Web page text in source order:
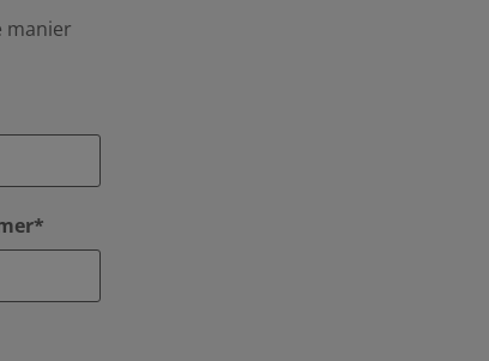
manier